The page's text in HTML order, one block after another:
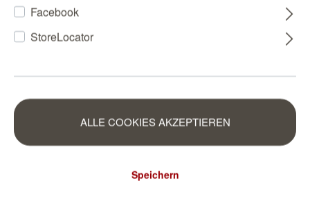
Facebook
StoreLocator
ALLE COOKIES AKZEPTIEREN
Speichern